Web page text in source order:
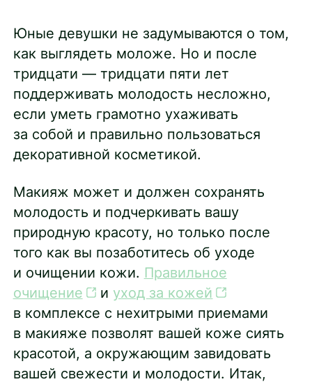
Юные девушки не задумываются о том,
как выглядеть моложе. Но и после
тридцати — тридцати пяти лет
поддерживать молодость несложно,
если уметь грамотно ухаживать
за собой и правильно пользоваться
декоративной косметикой.
Макияж может и должен сохранять
молодость и подчеркивать вашу
природную красоту, но только после
того как вы позаботитесь об уходе
и очищении кожи. Правильное
очищение
и уход за кожей
в комплексе с нехитрыми приемами
в макияже позволят вашей коже сиять
красотой, а окружающим завидовать
вашей свежести и молодости. Итак,